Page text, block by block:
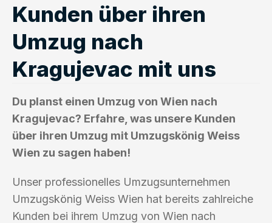
Kunden über ihren
Umzug nach
Kragujevac mit uns
Du planst einen Umzug von Wien nach
Kragujevac? Erfahre, was unsere Kunden
über ihren Umzug mit Umzugskönig Weiss
Wien zu sagen haben!
Unser professionelles Umzugsunternehmen
Umzugskönig Weiss Wien hat bereits zahlreiche
Kunden bei ihrem Umzug von Wien nach